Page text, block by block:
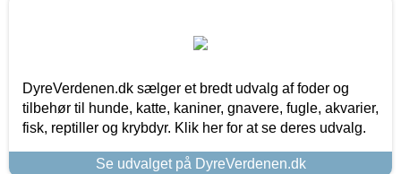
DyreVerdenen.dk sælger et bredt udvalg af foder og
tilbehør til hunde, katte, kaniner, gnavere, fugle, akvarier,
fisk, reptiller og krybdyr. Klik her for at se deres udvalg.
Se udvalget på DyreVerdenen.dk